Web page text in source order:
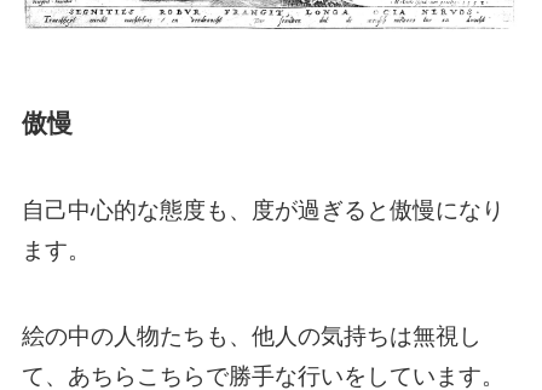
傲慢
自己中心的な態度も、度が過ぎると傲慢になり
ます。
絵の中の人物たちも、他人の気持ちは無視し
て、あちらこちらで勝手な行いをしています。